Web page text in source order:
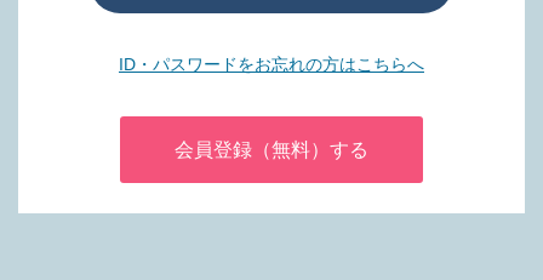
ID・パスワードをお忘れの方はこちらへ
会員登録（無料）する